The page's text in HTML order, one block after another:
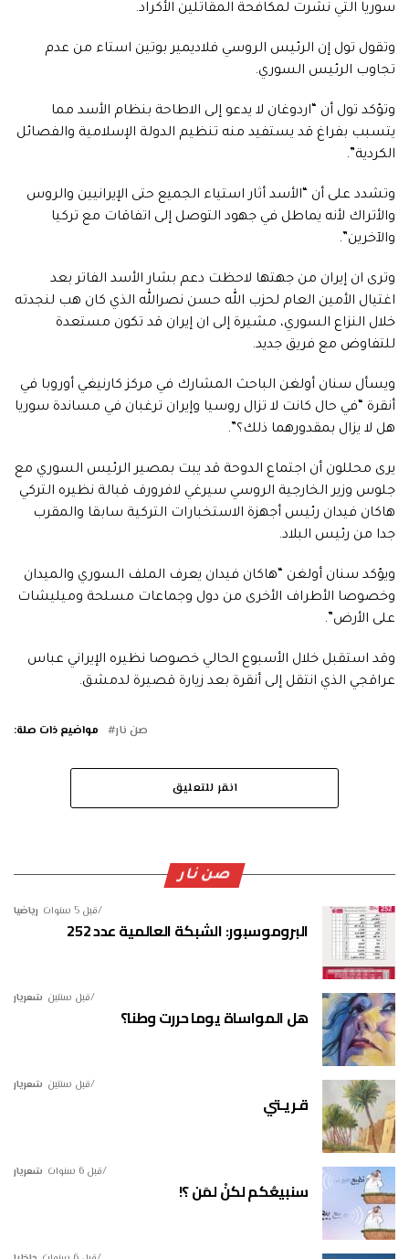
سوريا التي نشرت لمكافحة المقاتلين الأكراد.
وتقول تول إن الرئيس الروسي فلاديمير بوتين استاء من عدم
تجاوب الرئيس السوري.
وتؤكد تول أن “اردوغان لا يدعو إلى الاطاحة بنظام الأسد مما
يتسبب بفراغ قد يستفيد منه تنظيم الدولة الإسلامية والفصائل
الكردية”.
وتشدد على أن “الأسد أثار استياء الجميع حتى الإيرانيين والروس
والأتراك لأنه يماطل في جهود التوصل إلى اتفاقات مع تركيا
والآخرين”.
وترى ان إيران من جهتها لاحظت دعم بشار الأسد الفاتر بعد
اغتيال الأمين العام لحزب الله حسن نصرالله الذي كان هب لنجدته
خلال النزاع السوري، مشيرة إلى ان إيران قد تكون مستعدة
للتفاوض مع فريق جديد.
ويسأل سنان أولغن الباحث المشارك في مركز كارنيغي أوروبا في
أنقرة “في حال كانت لا تزال روسيا وإيران ترغبان في مساندة سوريا
هل لا يزال بمقدورهما ذلك؟”.
يرى محللون أن اجتماع الدوحة قد يبت بمصير الرئيس السوري مع
جلوس وزير الخارجية الروسي سيرغي لافرورف قبالة نظيره التركي
هاكان فيدان رئيس أجهزة الاستخبارات التركية سابقا والمقرب
جدا من رئيس البلاد.
ويؤكد سنان أولغن “هاكان فيدان يعرف الملف السوري والميدان
وخصوصا الأطراف الأخرى من دول وجماعات مسلحة وميليشات
على الأرض”.
وقد استقبل خلال الأسبوع الحالي خصوصا نظيره الإيراني عباس
عراقجي الذي انتقل إلى أنقرة بعد زيارة قصيرة لدمشق.
مواضيع ذات صلة: صن نار
انقر للتعليق
صن نار
رياضيا قبل 5 سنوات
البروموسبور: الشبكة العالمية عدد 252
شعريار قبل سنتين
هل المواساة يوما حررت وطنا؟
شعريار قبل سنتين
قـريـتي
شعريار قبل 6 سنوات
سنبيعُكم لكنْ لمَن ؟!